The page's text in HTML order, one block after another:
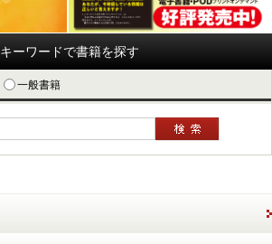
キーワードで書籍を探す
一般書籍